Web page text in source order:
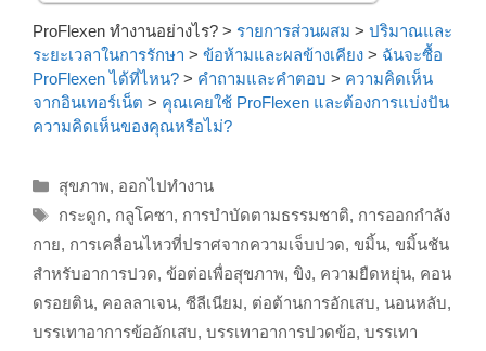
ProFlexen ทำงานอย่างไร? > รายการส่วนผสม > ปริมาณและ
ระยะเวลาในการรักษา > ข้อห้ามและผลข้างเคียง > ฉันจะซื้อ
ProFlexen ได้ที่ไหน? > คำถามและคำตอบ > ความคิดเห็น
จากอินเทอร์เน็ต > คุณเคยใช้ ProFlexen และต้องการแบ่งปัน
ความคิดเห็นของคุณหรือไม่?
Categories
สุขภาพ, ออกไปทำงาน
Tags
กระดูก, กลูโคซา, การบำบัดตามธรรมชาติ, การออกกำลัง
กาย, การเคลื่อนไหวที่ปราศจากความเจ็บปวด, ขมิ้น, ขมิ้นชัน
สำหรับอาการปวด, ข้อต่อเพื่อสุขภาพ, ขิง, ความยืดหยุ่น, คอน
ดรอยติน, คอลลาเจน, ซีลีเนียม, ต่อต้านการอักเสบ, นอนหลับ,
บรรเทาอาการข้ออักเสบ, บรรเทาอาการปวดข้อ, บรรเทา